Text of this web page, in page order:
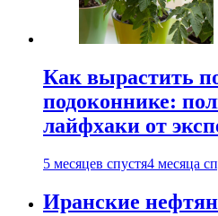
Как вырастить
подоконнике:
лайфхаки от
5 месяцев спустя4 месяца
Иранские